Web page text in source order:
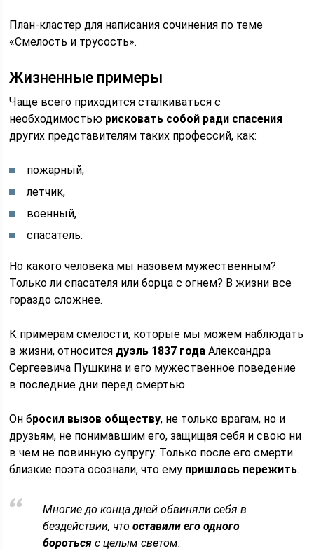
План-кластер для написания сочинения по теме
«Смелость и трусость».
Жизненные примеры
Чаще всего приходится сталкиваться с
необходимостью рисковать собой ради спасения
других представителям таких профессий, как:
пожарный,
летчик,
военный,
спасатель.
Но какого человека мы назовем мужественным?
Только ли спасателя или борца с огнем? В жизни все
гораздо сложнее.
К примерам смелости, которые мы можем наблюдать
в жизни, относится дуэль 1837 года Александра
Сергеевича Пушкина и его мужественное поведение
в последние дни перед смертью.
Он бросил вызов обществу, не только врагам, но и
друзьям, не понимавшим его, защищая себя и свою ни
в чем не повинную супругу. Только после его смерти
близкие поэта осознали, что ему пришлось пережить.
Многие до конца дней обвиняли себя в
бездействии, чтооставили его одного
бороться с целым светом.